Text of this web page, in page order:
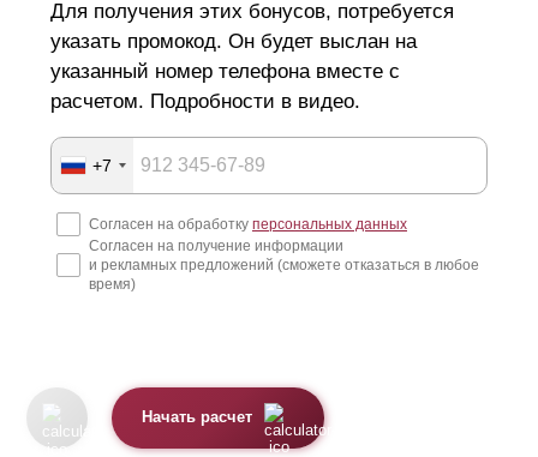
Для получения этих бонусов, потребуется
указать промокод. Он будет выслан на
указанный номер телефона вместе с
расчетом. Подробности в видео.
+7
Согласен на обработку персональных данных
Согласен на получение информации
и рекламных предложений (сможете отказаться в любое
время)
Начать расчет